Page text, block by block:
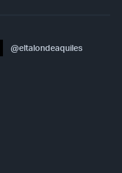
@eltalondeaquiles